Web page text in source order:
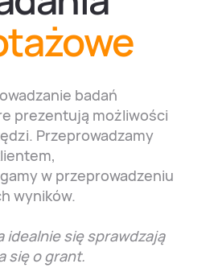
badań
prezentują możliwości
Przeprowadzamy
w przeprowadzeniu
wyników.
idealnie się sprawdzają
się o grant.